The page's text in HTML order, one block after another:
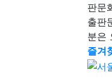
판문
출판
분은
즐겨